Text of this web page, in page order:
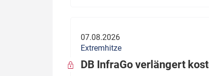
07.08.2026
Extremhitze
DB InfraGo verlängert